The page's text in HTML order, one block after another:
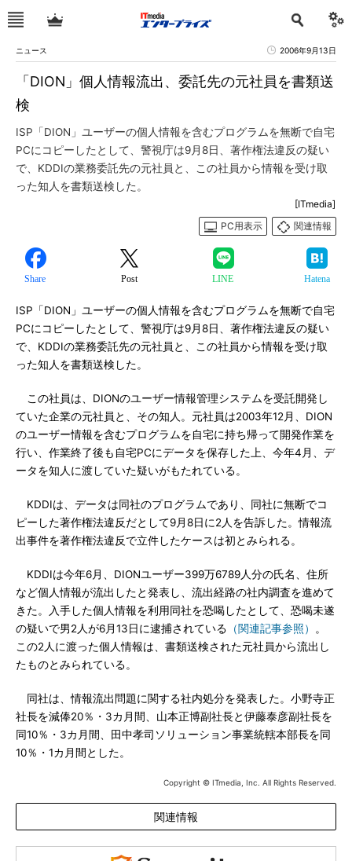
ニュース 2006年9月13日
「DION」個人情報流出、委託先の元社員を書類送
検
ISP「DION」ユーザーの個人情報を含むプログラムを無断で自宅
PCにコピーしたとして、警視庁は9月8日、著作権法違反の疑い
で、KDDIの業務委託先の元社員と、この社員から情報を受け取
った知人を書類送検した。
[ITmedia]
PC用表示
関連情報
Share Post LINE Hatena
ISP「DION」ユーザーの個人情報を含むプログラムを無断で自宅
PCにコピーしたとして、警視庁は9月8日、著作権法違反の疑い
で、KDDIの業務委託先の元社員と、この社員から情報を受け取
った知人を書類送検した。
この社員は、DIONのユーザー情報管理システムを受託開発し
ていた企業の元社員と、その知人。元社員は2003年12月、DION
のユーザー情報を含むプログラムを自宅に持ち帰って開発作業を
行い、作業終了後も自宅PCにデータを保存した上、今年4月、デ
ータを知人に渡していた疑いがもたれている。
KDDIは、データは同社のプログラムであり、同社に無断でコ
ピーした著作権法違反だとして9月8日に2人を告訴した。情報流
出事件を著作権法違反で立件したケースは初とみられる。
KDDIは今年6月、DIONユーザー399万6789人分の氏名、住所
など個人情報が流出したと発表し、流出経路の社内調査を進めて
きた。入手した個人情報を利用同社を恐喝したとして、恐喝未遂
の疑いで男2人が6月13日に逮捕されている （関連記事参照）
。
この2人に渡った個人情報は、書類送検された元社員から流出し
たものとみられている。
同社は、情報流出問題に関する社内処分を発表した。小野寺正
社長を減俸20％・3カ月間、山本正博副社長と伊藤泰彦副社長を
同10％・3カ月間、田中孝司ソリューション事業統轄本部長を同
10％・1カ月間とした。
Copyright © ITmedia, Inc. All Rights Reserved.
関連情報